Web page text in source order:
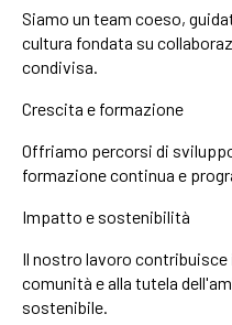
Siamo un team coeso,
cultura fondata su
condivisa.
Crescita e formazione
Offriamo percorsi di
formazione continua e
Impatto e sostenibilità
Il nostro lavoro contribuisce
comunità e alla tutela
sostenibile.